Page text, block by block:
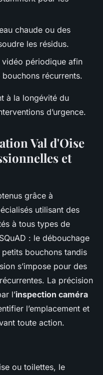
chaude ou des
les résidus.
périodique afin
récurrents.
à la longévité du
d’urgence.
Val d'Oise
et
grâce à
utilisant des
à tous types de
: le débouchage
bouchons tandis
s’impose pour des
La précision
l’inspection caméra
l’emplacement et
toute action.
ou toilettes, le